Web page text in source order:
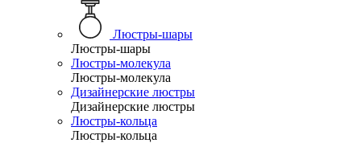
Люстры-шары
Люстры-шары
Люстры-молекула
Люстры-молекула
Дизайнерские люстры
Дизайнерские люстры
Люстры-кольца
Люстры-кольца